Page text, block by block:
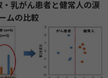
乳がん患者と健常⼈の涙
ムの⽐較